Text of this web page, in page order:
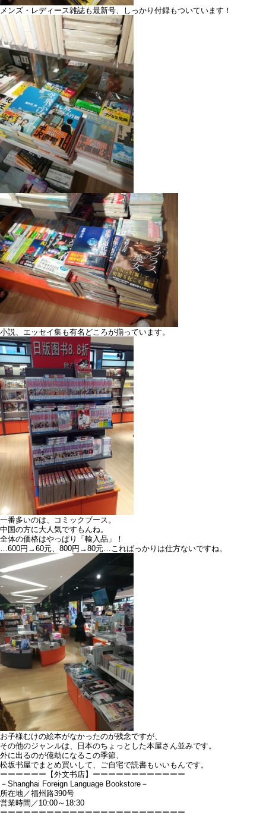
メンズ・レディース雑誌も最新号、しっかり付録もついています！
小説、エッセイ集も有名どころが揃っています。
一番多いのは、コミックブース。
中国の方に大人気ですもんね。
全体の価格はやっぱり「輸入品」！
…600円→60元、800円→80元…こればっかりは仕方ないですね。
お子様むけの絵本がなかったのが残念ですが、
その他のジャンルは、日本のちょっとした本屋さん並みです。
外に出るのが億劫になるこの季節、
松坂书屋でまとめ買いして、ご自宅で読書もいいもんです。
ーーーーーー【外文书店】ーーーーーーーーーーーー
－Shanghai Foreign Language Bookstore－
所在地／福州路390号
営業時間／10:00～18:30
ーーーーーーーーーーーーーーーーーーーーーーーー